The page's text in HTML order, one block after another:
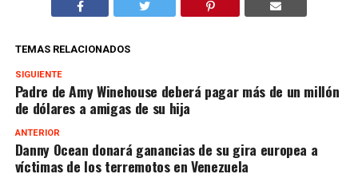
TEMAS RELACIONADOS
SIGUIENTE
Padre de Amy Winehouse deberá pagar más de un millón
de dólares a amigas de su hija
ANTERIOR
Danny Ocean donará ganancias de su gira europea a
víctimas de los terremotos en Venezuela